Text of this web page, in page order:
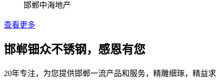
邯郸中海地产
查看更多
邯郸钿众不锈钢，感恩有您
20年专注，为您提供邯郸一流产品和服务，精雕细琢，精益求